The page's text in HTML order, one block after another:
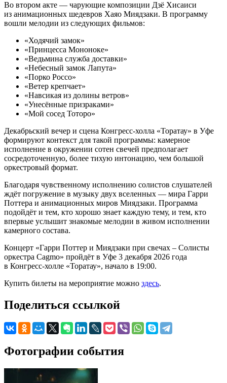
Во втором акте — чарующие композиции Дзё Хисаиси
из анимационных шедевров Хаяо Миядзаки. В программу
вошли мелодии из следующих фильмов:
«Ходячий замок»
«Принцесса Мононоке»
«Ведьмина служба доставки»
«Небесный замок Лапута»
«Порко Россо»
«Ветер крепчает»
«Навсикая из долины ветров»
«Унесённые призраками»
«Мой сосед Тоторо»
Декабрьский вечер и сцена Конгресс-холла «Торатау» в Уфе
формируют контекст для такой программы: камерное
исполнение в окружении сотен свечей предполагает
сосредоточенную, более тихую интонацию, чем большой
оркестровый формат.
Благодаря чувственному исполнению солистов слушателей
ждёт погружение в музыку двух вселенных — мира Гарри
Поттера и анимационных миров Миядзаки. Программа
подойдёт и тем, кто хорошо знает каждую тему, и тем, кто
впервые услышит знакомые мелодии в живом исполнении
камерного состава.
Концерт «Гарри Поттер и Миядзаки при свечах – Солисты
оркестра Cagmo» пройдёт в Уфе 3 декабря 2026 года
в Конгресс-холле «Торатау», начало в 19:00.
Купить билеты на мероприятие можно здесь.
Поделиться ссылкой
Фотографии события